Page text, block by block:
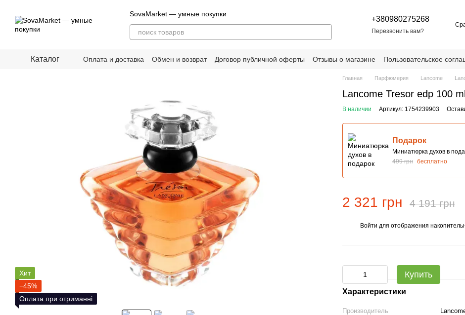
SovaMarket — умные покупки
+380980275268
Перезвонить вам?
Каталог Оплата и доставка Обмен и возврат Договор публичной оферты Отзывы о магазине Пользовательское
Хит
−45%
Оплата при отриманні
Главная Парфюмерия Lancome
Lancome Tresor edp 100
В наличии Артикул: 1754239903
Подарок
Миниатюрка духов в
499 грн бесплатно
2 321 грн 4 191 грн
Войти для отображения
Купить
Характеристики
Производитель